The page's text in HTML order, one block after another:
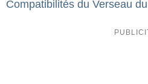
Compatibilités du Verseau